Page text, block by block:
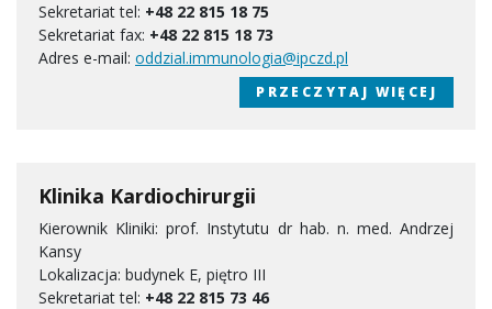
Sekretariat tel: +48 22 815 18 75
Sekretariat fax: +48 22 815 18 73
Adres e-mail: oddzial.immunologia@ipczd.pl
PRZECZYTAJ WIĘCEJ
Klinika Kardiochirurgii
Kierownik Kliniki: prof. Instytutu dr hab. n. med. Andrzej
Kansy
Lokalizacja: budynek E, piętro III
Sekretariat tel: +48 22 815 73 46